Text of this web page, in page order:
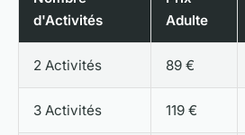
d'Activités
Adulte
2 Activités 89 €
3 Activités 119 €